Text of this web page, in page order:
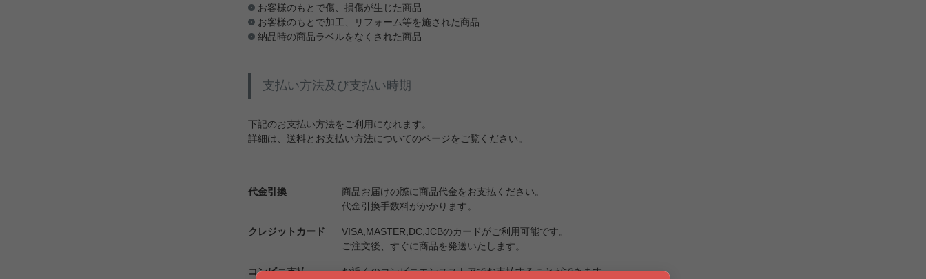
お客様のもとで傷、損傷が生じた商品
お客様のもとで加工、リフォーム等を施された商品
納品時の商品ラベルをなくされた商品
支払い方法及び支払い時期
下記のお支払い方法をご利用になれます。
詳細は、送料とお支払い方法についてのページをご覧ください。
代金引換
商品お届けの際に商品代金をお支払ください。
代金引換手数料がかかります。
クレジットカード
VISA,MASTER,DC,JCBのカードがご利用可能です。
ご注文後、すぐに商品を発送いたします。
コンビニ支払
お近くのコンビニエンスストアでお支払することができます。